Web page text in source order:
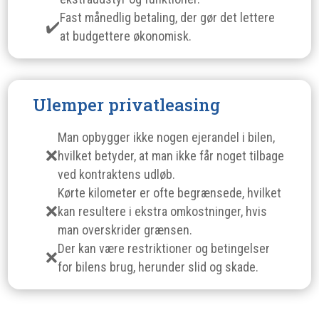
Fast månedlig betaling, der gør det lettere
at budgettere økonomisk.
Ulemper privatleasing
Man opbygger ikke nogen ejerandel i bilen,
hvilket betyder, at man ikke får noget tilbage
ved kontraktens udløb.
Kørte kilometer er ofte begrænsede, hvilket
kan resultere i ekstra omkostninger, hvis
man overskrider grænsen.
Der kan være restriktioner og betingelser
for bilens brug, herunder slid og skade.